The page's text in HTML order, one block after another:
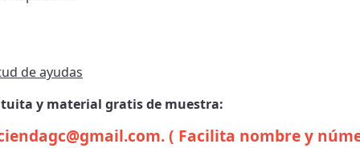
de ayudas
y material gratis de muestra:
( Facilita nombre y